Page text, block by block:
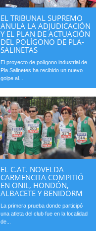
EL TRIBUNAL SUPREMO
ANULA LA ADJUDICACIÓN
Y EL PLAN DE ACTUACIÓN
DEL POLÍGONO DE PLA-
SALINETAS
El proyecto de polígono industrial de
Pla Salinetes ha recibido un nuevo
golpe al...
EL C.AT. NOVELDA
CARMENCITA COMPITIÓ
EN ONIL, HONDÓN,
ALBACETE Y BENIDORM
La primera prueba donde participó
una atleta del club fue en la localidad
de...